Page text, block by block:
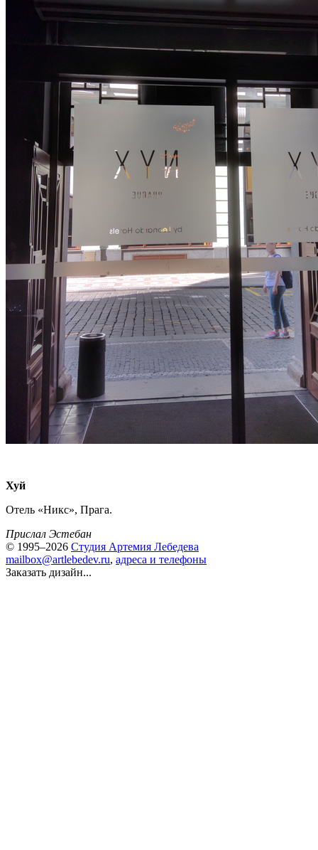
Хуй
Отель «Никс», Прага.
Прислал Эстебан
© 1995–2026 Студия Артемия Лебедева
mailbox@artlebedev.ru, адреса и телефоны
Заказать дизайн...